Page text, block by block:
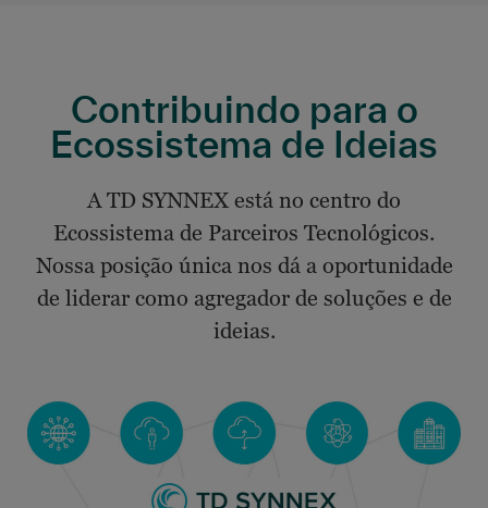
Contribuindo para o
Ecossistema de Ideias
A TD SYNNEX está no centro do
Ecossistema de Parceiros Tecnológicos.
Nossa posição única nos dá a oportunidade
de liderar como agregador de soluções e de
ideias.